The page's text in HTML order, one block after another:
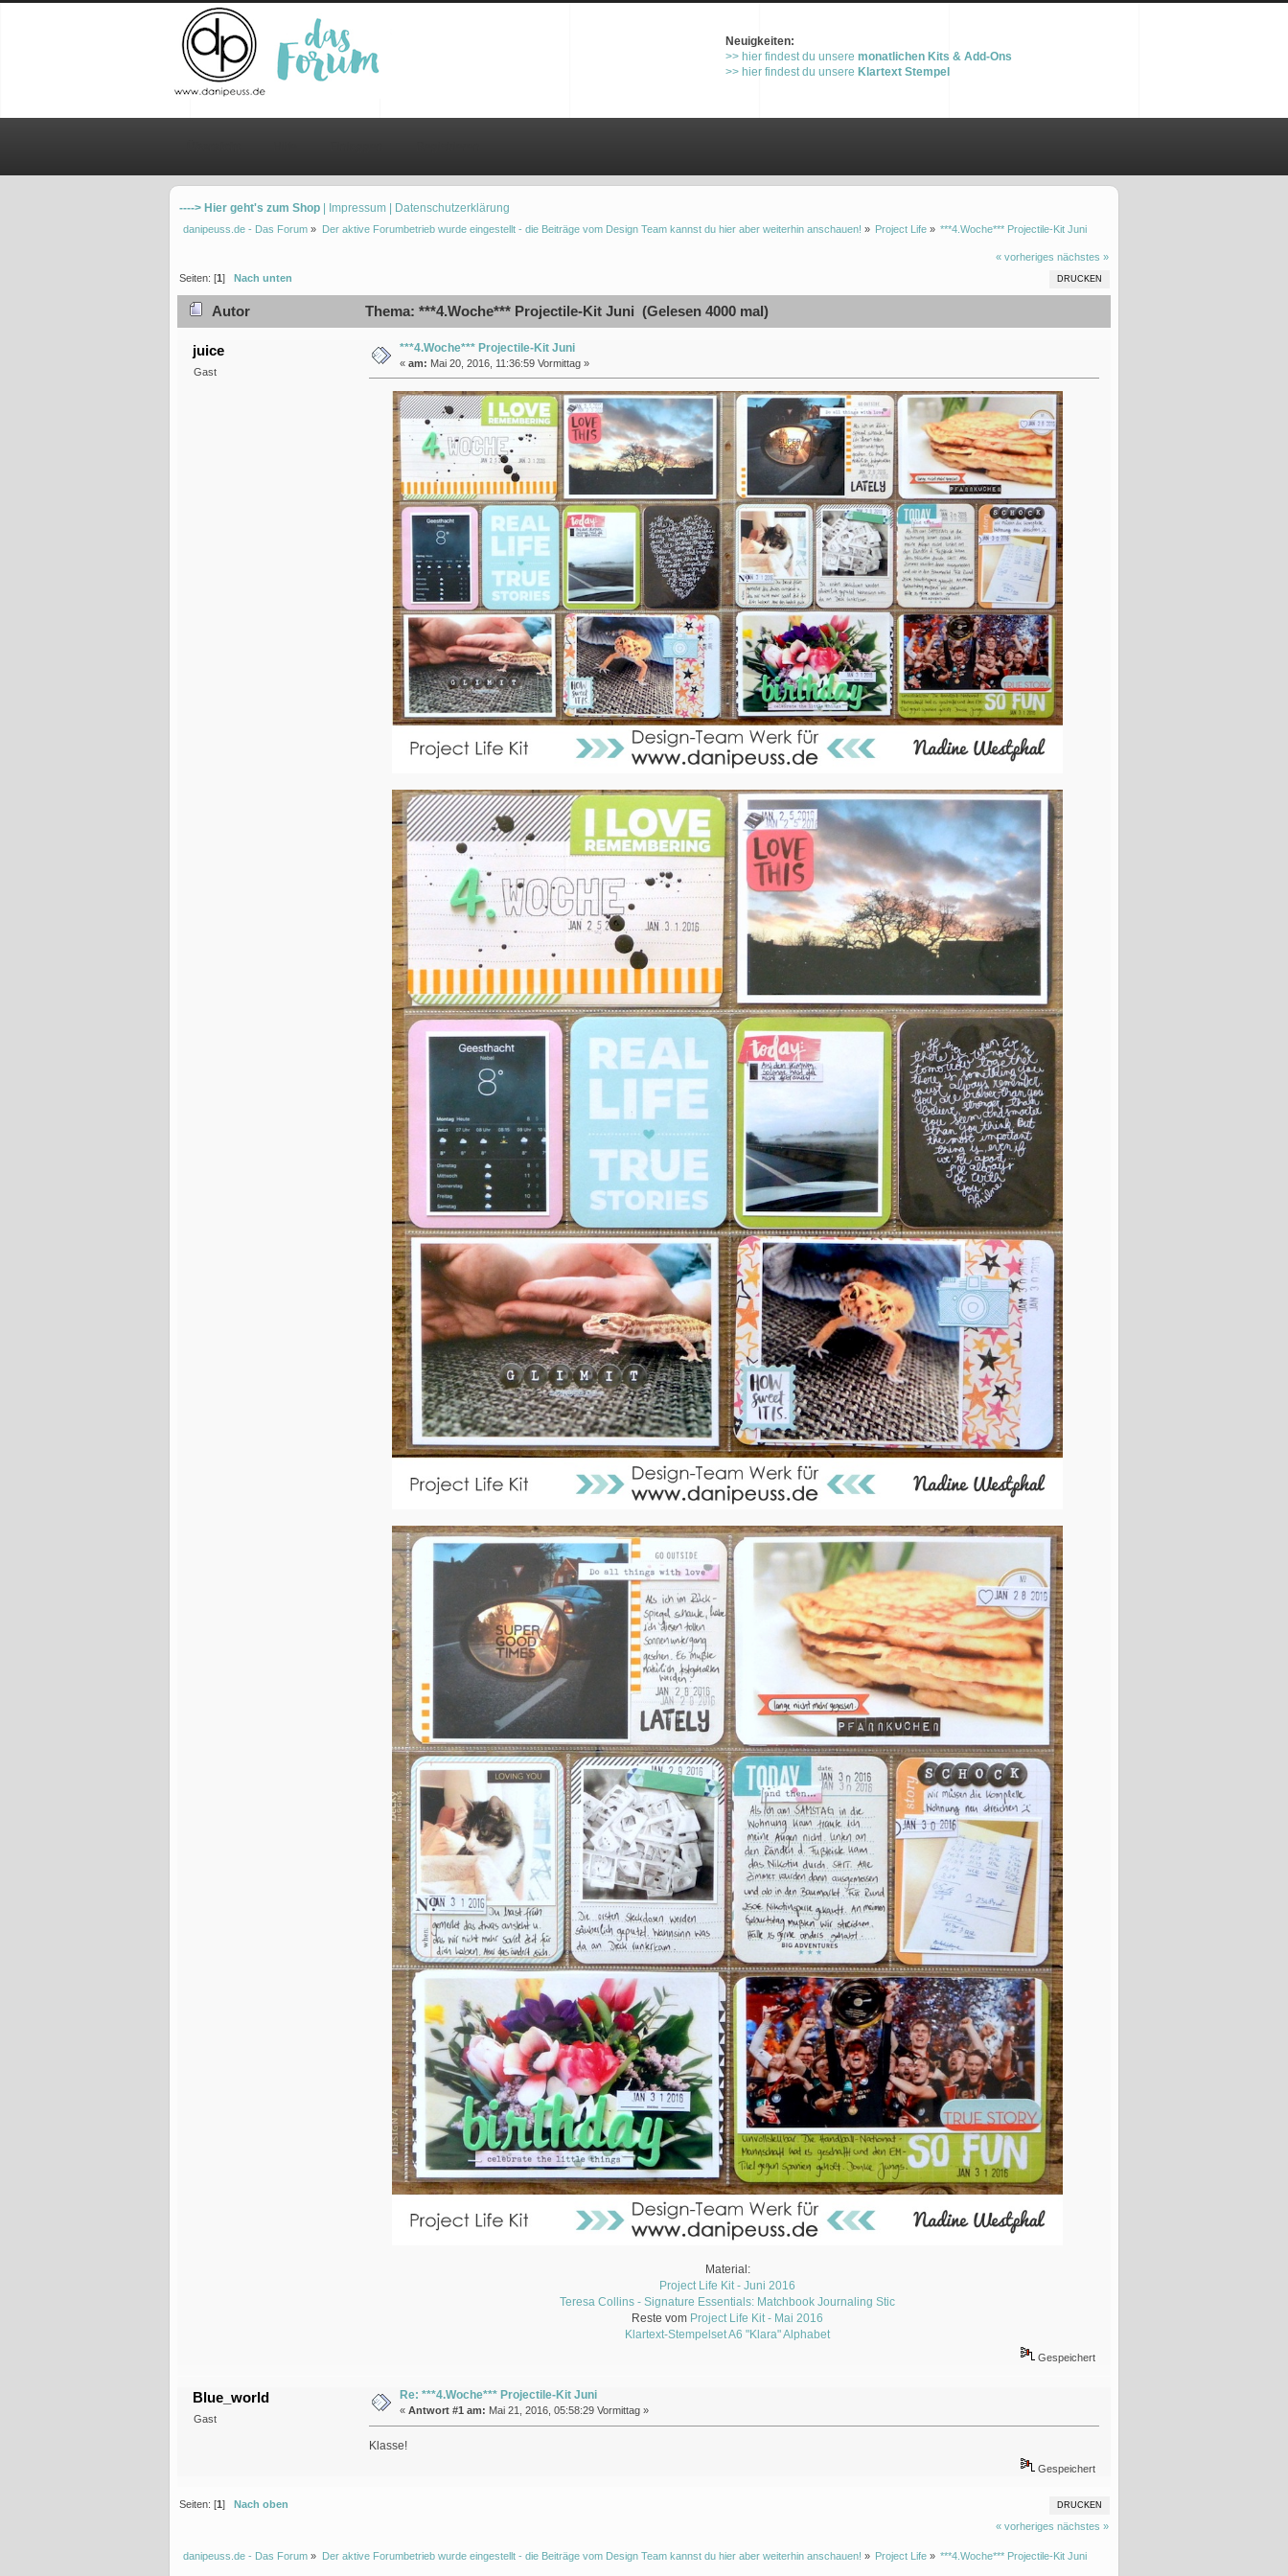
Neuigkeiten:
>> hier findest du unsere monatlichen Kits & Add-Ons
>> hier findest du unsere Klartext Stempel
----> Hier geht's zum Shop | Impressum | Datenschutzerklärung
danipeuss.de - Das Forum » Der aktive Forumbetrieb wurde eingestellt - die Beiträge vom Design Team kannst du hier aber weiterhin anschauen! » Project Life» ***4.Woche*** Projectile-Kit Juni
« vorheriges nächstes »
DRUCKEN
Seiten: [1] Nach unten
Autor Thema: ***4.Woche*** Projectile-Kit Juni (Gelesen 4000 mal)
juice
Gast
***4.Woche*** Projectile-Kit Juni
« am: Mai 20, 2016, 11:36:59 Vormittag »
Material:
Project Life Kit - Juni 2016
Teresa Collins - Signature Essentials: Matchbook Journaling Stic
Reste vom Project Life Kit - Mai 2016
Klartext-Stempelset A6 "Klara" Alphabet
Gespeichert
Blue_world
Gast
Re: ***4.Woche*** Projectile-Kit Juni
« Antwort #1 am: Mai 21, 2016, 05:58:29 Vormittag »
Klasse!
Gespeichert
DRUCKEN
Seiten: [1]
Nach oben
« vorheriges nächstes »
danipeuss.de - Das Forum » Der aktive Forumbetrieb wurde eingestellt - die Beiträge vom Design Team kannst du hier aber weiterhin anschauen! » Project Life» ***4.Woche*** Projectile-Kit Juni